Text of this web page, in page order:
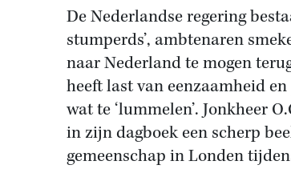
De Nederlandse regering
stumperds’, ambtenaren
naar Nederland te mogen
heeft last van eenzaamheid
wat te ‘lummelen’. Jonkheer
in zijn dagboek een scherp
gemeenschap in Londen